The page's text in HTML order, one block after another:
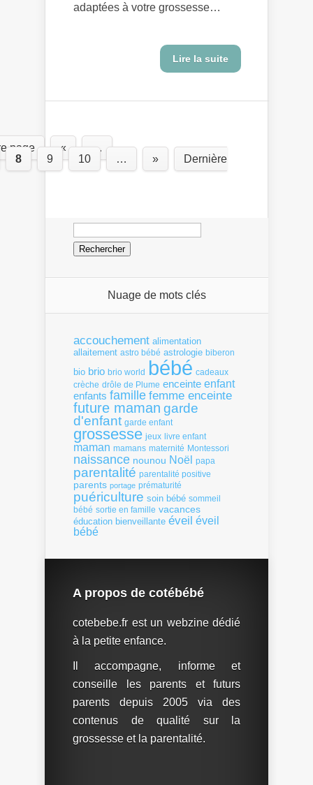
adaptées à votre grossesse…
Lire la suite
page «
…
8
9 10 … » Dernière
Rechercher :
Nuage de mots clés
accouchement alimentation
allaitement astro bébé astrologie biberon
bio brio brio world bébé cadeaux
crèche drôle de Plume enceinte enfant
enfants famille femme enceinte
future maman garde
d'enfant garde enfant
grossesse jeux livre enfant
maman mamans maternité Montessori
naissance nounou Noël papa
parentalité parentalité positive
parents portage prématurité
puériculture soin bébé sommeil
bébé sortie en famille vacances
éducation bienveillante éveil éveil
bébé
A propos de cotébébé
cotebebe.fr est un webzine dédié
à la petite enfance.
Il accompagne, informe et
conseille les parents et futurs
parents depuis 2005 via des
contenus de qualité sur la
grossesse et la parentalité.